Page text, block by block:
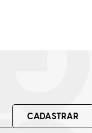
CADASTRAR